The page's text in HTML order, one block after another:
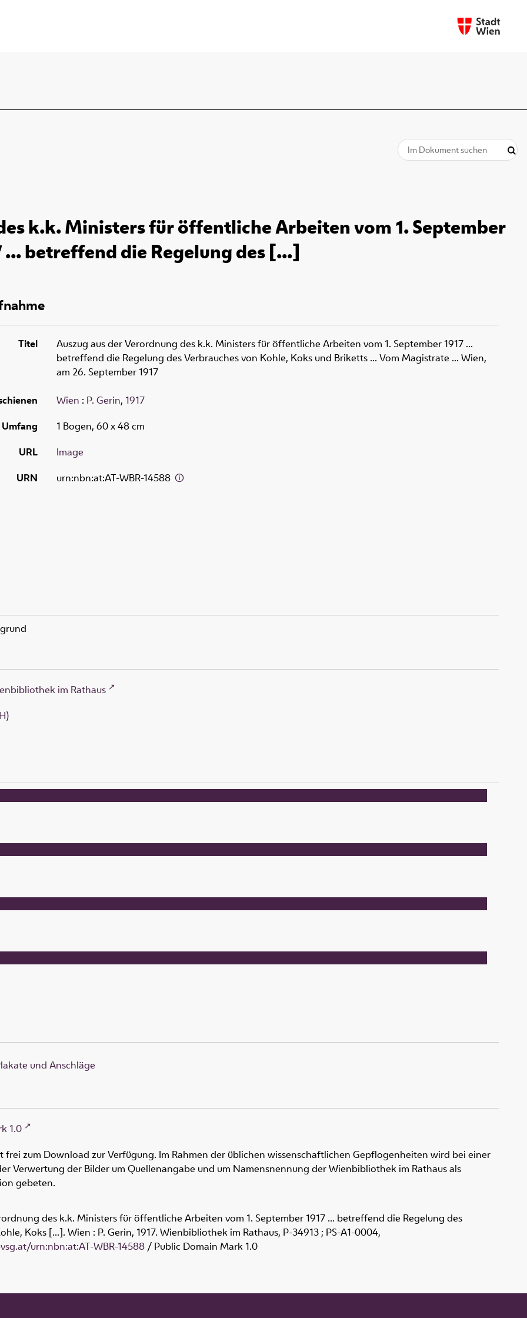
k.k. Ministers für öffentliche Arbeiten vom 1. September
... betreffend die Regelung des [...]
Titel
Auszug aus der Verordnung des k.k. Ministers für öffentliche Arbeiten vom 1. September 1917 ...
betreffend die Regelung des Verbrauches von Kohle, Koks und Briketts ... Vom Magistrate ... Wien,
am 26. September 1917
Wien : P. Gerin, 1917
Umfang
1 Bogen, 60 x 48 cm
URL
Image
URN
urn:nbn:at:AT-WBR-14588
im Rathaus
und Anschläge
1.0
frei zum Download zur Verfügung. Im Rahmen der üblichen wissenschaftlichen Gepflogenheiten wird bei einer
Verwertung der Bilder um Quellenangabe und um Namensnennung der Wienbibliothek im Rathaus als
gebeten.
des k.k. Ministers für öffentliche Arbeiten vom 1. September 1917 ... betreffend die Regelung des
Koks [...]. Wien : P. Gerin, 1917. Wienbibliothek im Rathaus, P-34913 ; PS-A1-0004,
urn:nbn:at:AT-WBR-14588 / Public Domain Mark 1.0